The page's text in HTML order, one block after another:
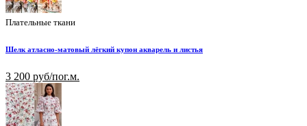
Плательные ткани
Шелк атласно-матовый лёгкий купон акварель и листья
3 200 руб/пог.м.